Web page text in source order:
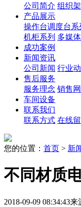
公司简介 组织
产品展示
操作台调度台系
机柜系列 多媒
成功案例
新闻资讯
公司新闻 行业
售后服务
服务理念 销售
车间设备
联系我们
联系方式 在线
您的位置： 首页 > 新
不同材质
2018-09-09 08:34:43来